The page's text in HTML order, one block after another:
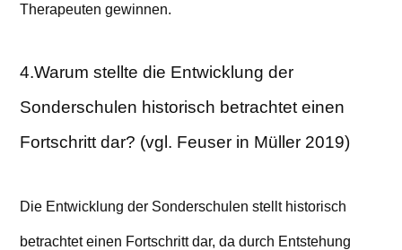
Therapeuten gewinnen.
4.Warum stellte die Entwicklung der
Sonderschulen historisch betrachtet einen
Fortschritt dar? (vgl. Feuser in Müller 2019)
Die Entwicklung der Sonderschulen stellt historisch
betrachtet einen Fortschritt dar, da durch Entstehung